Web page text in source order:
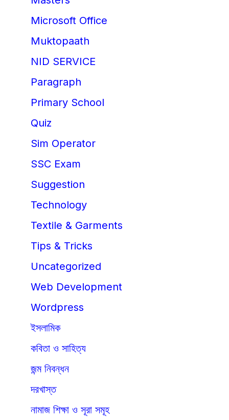
Microsoft Office
Muktopaath
NID SERVICE
Paragraph
Primary School
Quiz
Sim Operator
SSC Exam
Suggestion
Technology
Textile & Garments
Tips & Tricks
Uncategorized
Web Development
Wordpress
ইসলামিক
কবিতা ও সাহিত্য
জন্ম নিবন্ধন
দরখাস্ত
নামাজ শিক্ষা ও সূরা সমূহ